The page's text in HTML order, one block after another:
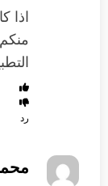
اذا
رد